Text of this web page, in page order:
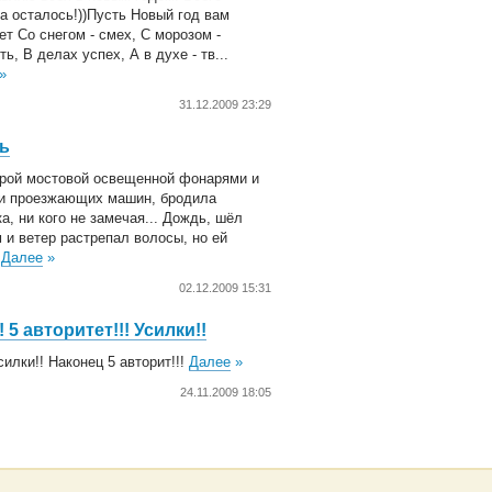
осталось!))Пусть Новый год вам
Со снегом - смех, С морозом -
В делах успех, А в духе - тв...
»
31.12.2009 23:29
мостовой освещенной фонарями и
проезжающих машин, бродила
ни кого не замечая... Дождь, шёл
и ветер растрепал волосы, но ей
Далее »
02.12.2009 15:31
5 авторитет!!! Усилки!!
Наконец 5 авторит!!! Далее »
24.11.2009 18:05